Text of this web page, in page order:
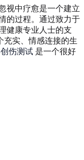
视中疗愈是一个建立
的过程。通过致力于
健康专业人士的支
充实、情感连接的生
伤测试 是一个很好